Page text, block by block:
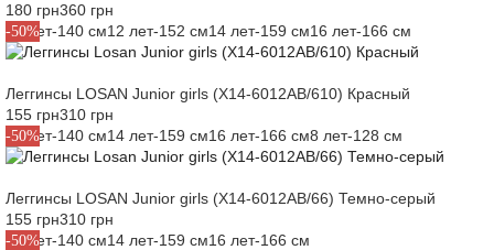
180 грн360 грн
-50%
10 лет-140 см12 лет-152 см14 лет-159 см16 лет-166 см
Леггинсы LOSAN Junior girls (X14-6012AB/610) Красный
155 грн310 грн
-50%
10 лет-140 см14 лет-159 см16 лет-166 см8 лет-128 см
Леггинсы LOSAN Junior girls (X14-6012AB/66) Темно-серый
155 грн310 грн
-50%
10 лет-140 см14 лет-159 см16 лет-166 см